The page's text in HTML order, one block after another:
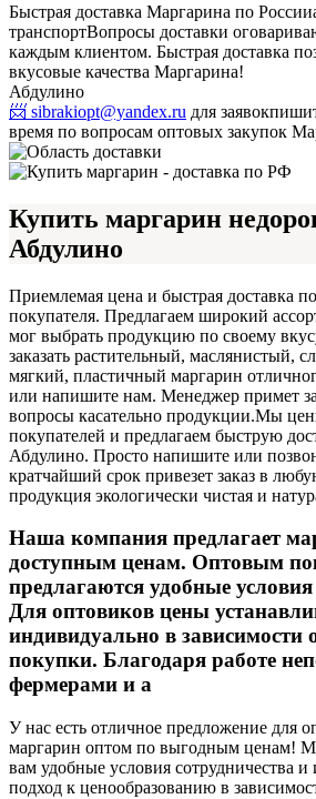
Быстрая доставка Маргарина по России
транспортВопросы доставки
каждым клиентом. Быстрая доставка
вкусовые качества Маргарина!
Абдулино
📨 sibrakiopt@yandex.ru для заявок
время по вопросам оптовых закупок
Купить маргарин
Абдулино
Приемлемая цена и быстрая доставка
покупателя. Предлагаем широкий
мог выбрать продукцию по своему
заказать растительный, маслянистый,
мягкий, пластичный маргарин
или напишите нам. Менеджер примет
вопросы касательно продукции.Мы
покупателей и предлагаем быструю
Абдулино. Просто напишите или
кратчайший срок привезет заказ в
продукция экологически чистая и
Наша компания предлагает
доступным ценам. Оптовым
предлагаются удобные условия
Для оптовиков цены
индивидуально в зависимости
покупки. Благодаря работе
фермерами и а
У нас есть отличное предложение для
маргарин оптом по выгодным ценам!
вам удобные условия сотрудничества
подход к ценообразованию в